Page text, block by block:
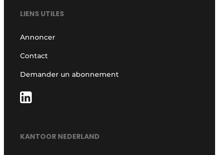
LIENS UTILES
Annoncer
Contact
Demander un abonnement
KANTOOR NEDERLAND